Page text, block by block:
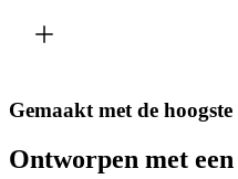
Gemaakt met de
Ontworpen met